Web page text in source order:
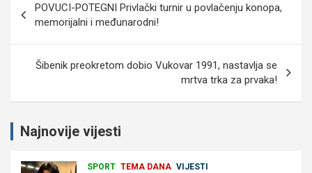
objava
POVUCI-POTEGNI Privlački turnir u povlačenju konopa,
memorijalni i međunarodni!
Šibenik preokretom dobio Vukovar 1991, nastavlja se
mrtva trka za prvaka!
Najnovije vijesti
SPORT TEMA DANA VIJESTI